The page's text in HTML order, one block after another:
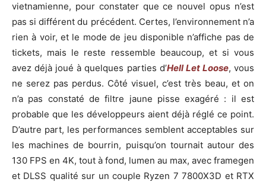
vietnamienne, pour constater que ce nouvel opus n’est
pas si différent du précédent. Certes, l’environnement n’a
rien à voir, et le mode de jeu disponible n’affiche pas de
tickets, mais le reste ressemble beaucoup, et si vous
avez déjà joué à quelques parties d’Hell Let Loose, vous
ne serez pas perdus. Côté visuel, c’est très beau, et on
n’a pas constaté de filtre jaune pisse exagéré : il est
probable que les développeurs aient déjà réglé ce point.
D’autre part, les performances semblent acceptables sur
les machines de bourrin, puisqu’on tournait autour des
130 FPS en 4K, tout à fond, lumen au max, avec framegen
et DLSS qualité sur un couple Ryzen 7 7800X3D et RTX